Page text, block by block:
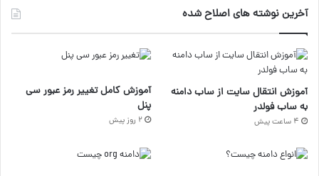
ب
س
د
ی
ا
آخرین نوشته های اصلاح شده
آموزش انتقال سایت از ساب دامنه
به ساب فولدر
4 ساعت پیش
آموزش کامل تغییر رمز عبور سی
پنل
2 روز پیش